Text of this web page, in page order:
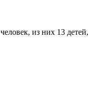
из них 13 детей,